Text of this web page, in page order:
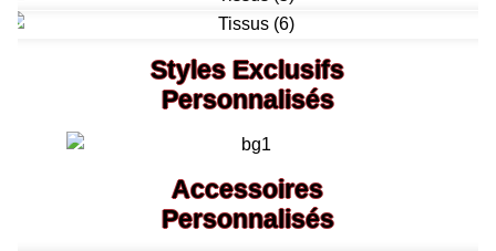
Styles Exclusifs
Personnalisés
Accessoires
Personnalisés